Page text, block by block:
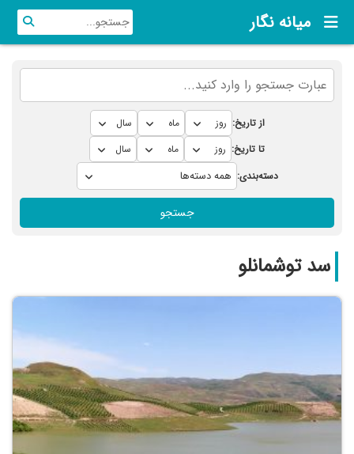
میانه نگار
از تاریخ:
تا تاریخ:
دسته‌بندی:
جستجو
سد توشمانلو